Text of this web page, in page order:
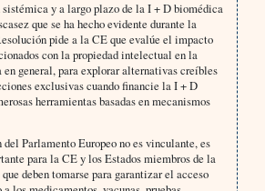
y a largo plazo de la I + D biomédica
que se ha hecho evidente durante la
pide a la CE que evalúe el impacto
con la propiedad intelectual en la
general, para explorar alternativas creíbles
exclusivas cuando financie la I + D
herramientas basadas en mecanismos
Parlamento Europeo no es vinculante, es
para la CE y los Estados miembros de la
deben tomarse para garantizar el acceso